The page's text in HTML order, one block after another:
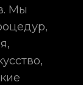
Мы